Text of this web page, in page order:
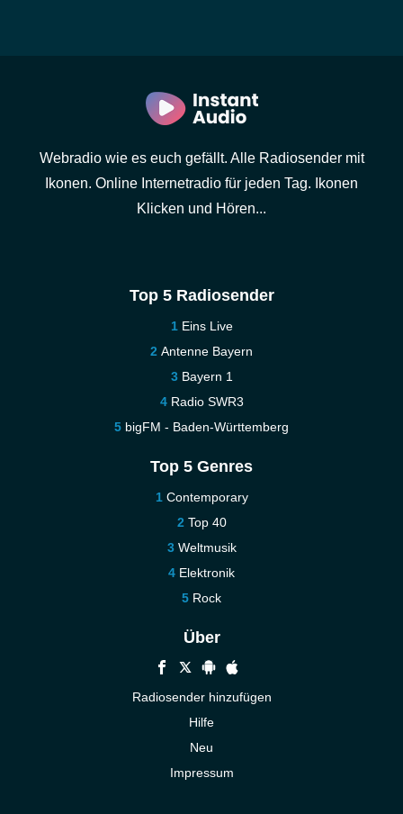
Webradio wie es euch gefällt. Alle Radiosender mit
Ikonen. Online Internetradio für jeden Tag. Ikonen
Klicken und Hören...
Top 5 Radiosender
Eins Live
Antenne Bayern
Bayern 1
Radio SWR3
bigFM - Baden-Württemberg
Top 5 Genres
Contemporary
Top 40
Weltmusik
Elektronik
Rock
Über
Radiosender hinzufügen
Hilfe
Neu
Impressum